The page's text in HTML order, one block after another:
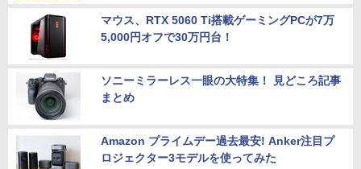
マウス、RTX 5060 Ti搭載ゲーミングPCが7万
5,000円オフで30万円台！
ソニーミラーレス一眼の大特集！ 見どころ記事
まとめ
Amazon プライムデー過去最安! Anker注目プ
ロジェクター3モデルを使ってみた